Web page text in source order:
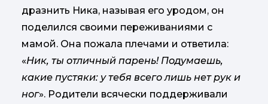
дразнить Ника, называя его уродом, он
поделился своими переживаниями с
мамой. Она пожала плечами и ответила:
«Ник, ты отличный парень! Подумаешь,
какие пустяки: у тебя всего лишь нет рук и
ног». Родители всячески поддерживали